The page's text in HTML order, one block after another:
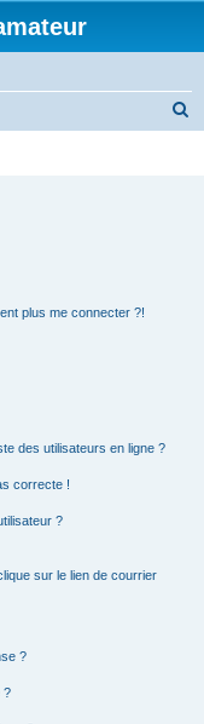
plus me connecter ?!
des utilisateurs en ligne ?
correcte !
?
sur le lien de courrier
?
?